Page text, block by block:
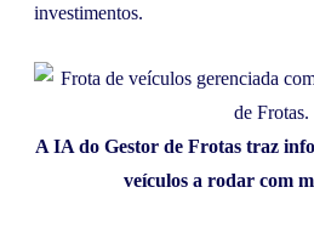
investimentos.
A IA do Gestor de Frotas traz
veículos a rodar com